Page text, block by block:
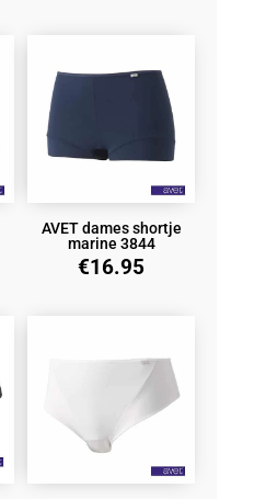
AVET dames shortje
marine 3844
€16.95